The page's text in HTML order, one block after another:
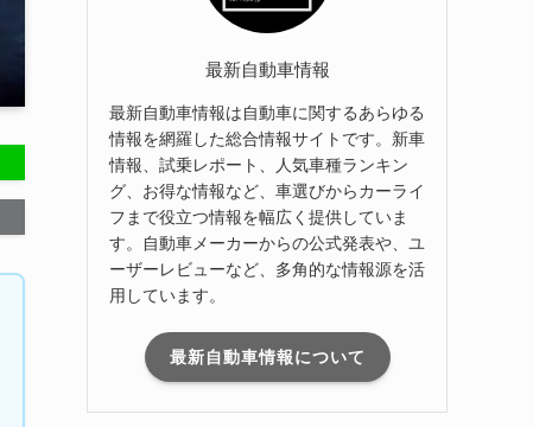
最新自動車情報
最新自動車情報は自動車に関するあらゆる
情報を網羅した総合情報サイトです。新車
情報、試乗レポート、人気車種ランキン
グ、お得な情報など、車選びからカーライ
フまで役立つ情報を幅広く提供していま
す。自動車メーカーからの公式発表や、ユ
ーザーレビューなど、多角的な情報源を活
用しています。
最新自動車情報について